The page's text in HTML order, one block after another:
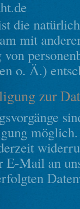
die
mit
o. Ä.)
zur
Mail an